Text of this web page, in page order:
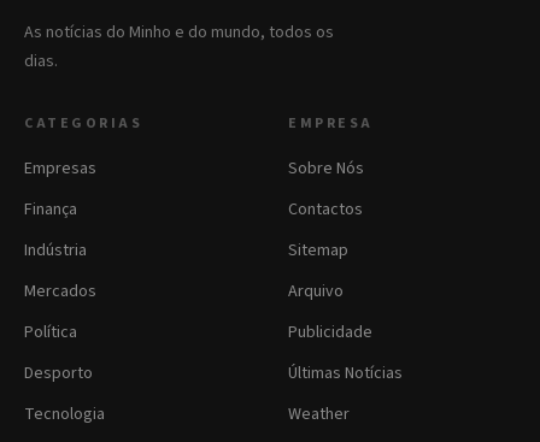
As notícias do Minho e do mundo, todos os
dias.
CATEGORIAS
Empresas
Finança
Indústria
Mercados
Política
Desporto
Tecnologia
EMPRESA
Sobre Nós
Contactos
Sitemap
Arquivo
Publicidade
Últimas Notícias
Weather